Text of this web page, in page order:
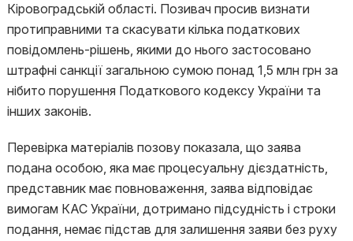
Кіровоградській області. Позивач просив визнати
протиправними та скасувати кілька податкових
повідомлень-рішень, якими до нього застосовано
штрафні санкції загальною сумою понад 1,5 млн грн за
нібито порушення Податкового кодексу України та
інших законів.
Перевірка матеріалів позову показала, що заява
подана особою, яка має процесуальну дієздатність,
представник має повноваження, заява відповідає
вимогам КАС України, дотримано підсудність і строки
подання, немає підстав для залишення заяви без руху